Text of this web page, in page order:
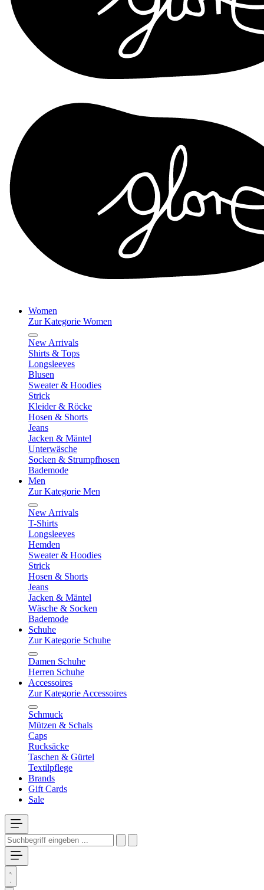
Women
Zur Kategorie Women
New Arrivals
Shirts & Tops
Longsleeves
Blusen
Sweater & Hoodies
Strick
Kleider & Röcke
Hosen & Shorts
Jeans
Jacken & Mäntel
Unterwäsche
Socken & Strumpfhosen
Bademode
Men
Zur Kategorie Men
New Arrivals
T-Shirts
Longsleeves
Hemden
Sweater & Hoodies
Strick
Hosen & Shorts
Jeans
Jacken & Mäntel
Wäsche & Socken
Bademode
Schuhe
Zur Kategorie Schuhe
Damen Schuhe
Herren Schuhe
Accessoires
Zur Kategorie Accessoires
Schmuck
Mützen & Schals
Caps
Rucksäcke
Taschen & Gürtel
Textilpflege
Brands
Gift Cards
Sale